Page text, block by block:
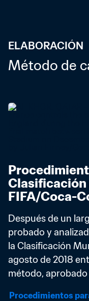
ELABORACIÓN
Método de
FIFA/Coca-
Después de un
probado y
la Clasificación
agosto de 2018
método, aprobado
Procedimientos